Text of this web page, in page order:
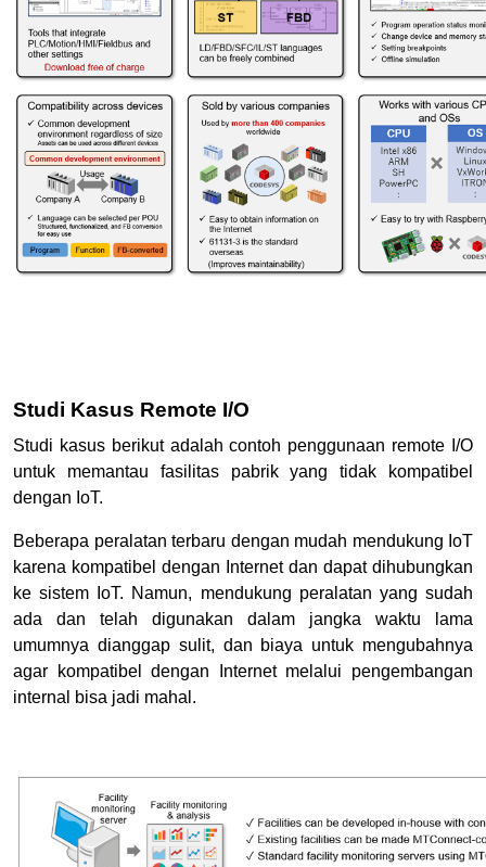
Studi Kasus Remote I/O
Studi kasus berikut adalah contoh penggunaan remote I/O
untuk memantau fasilitas pabrik yang tidak kompatibel
dengan IoT.
Beberapa peralatan terbaru dengan mudah mendukung IoT
karena kompatibel dengan Internet dan dapat dihubungkan
ke sistem IoT. Namun, mendukung peralatan yang sudah
ada dan telah digunakan dalam jangka waktu lama
umumnya dianggap sulit, dan biaya untuk mengubahnya
agar kompatibel dengan Internet melalui pengembangan
internal bisa jadi mahal.